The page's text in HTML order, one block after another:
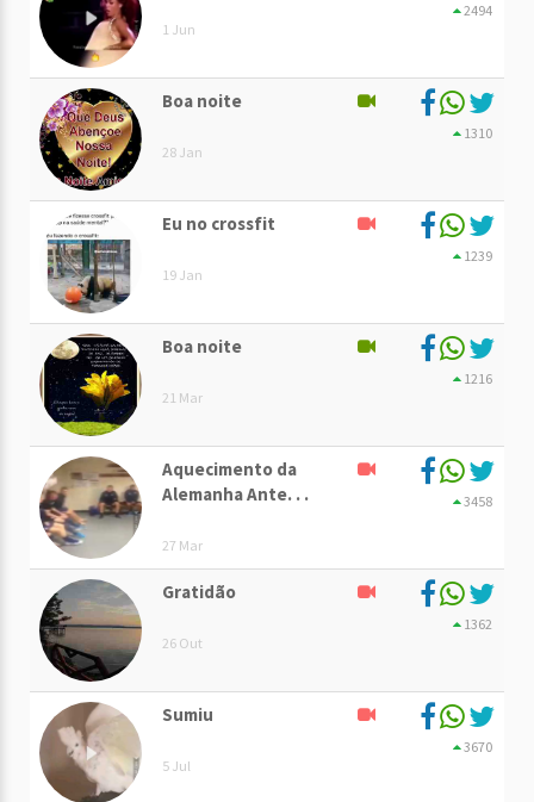
1 Jun
2494
Boa noite
28 Jan
1310
Eu no crossfit
19 Jan
1239
Boa noite
21 Mar
1216
Aquecimento da
Alemanha Ante. . .
27 Mar
3458
Gratidão
26 Out
1362
Sumiu
5 Jul
3670